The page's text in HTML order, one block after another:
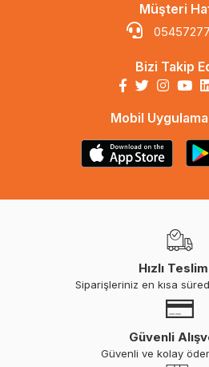
Müşteri
Bizi Takip
Mobil
Hızlı
Siparişleriniz en kısa
Güvenli
Güvenli ve kolay